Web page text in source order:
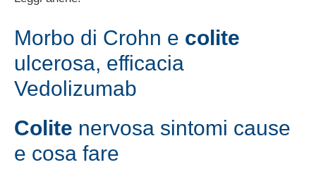
Morbo di Crohn e colite
ulcerosa, efficacia
Vedolizumab
Colite nervosa sintomi cause
e cosa fare